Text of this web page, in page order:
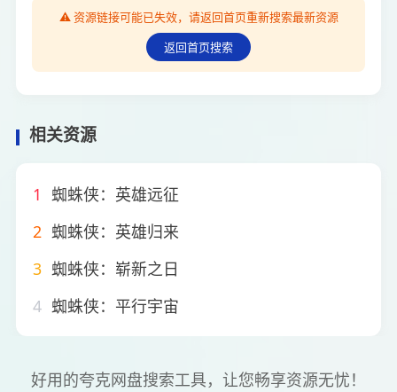
⚠️ 资源链接可能已失效，请返回首页重新搜索最新资源
返回首页搜索
相关资源
1 蜘蛛侠：英雄远征
2 蜘蛛侠：英雄归来
3 蜘蛛侠：崭新之日
4 蜘蛛侠：平行宇宙
好用的夸克网盘搜索工具，让您畅享资源无忧！